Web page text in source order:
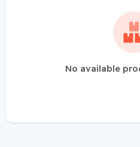
No available